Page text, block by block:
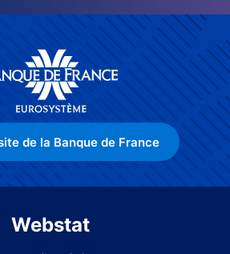
de la Banque de France
Webstat